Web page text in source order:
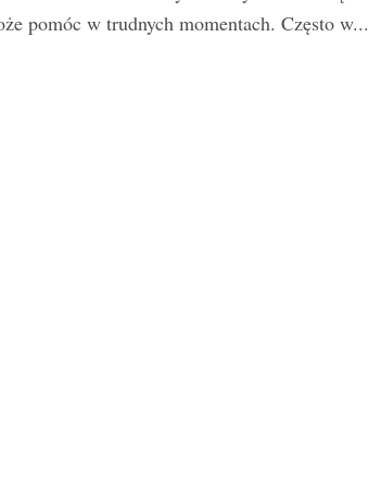
pomóc w trudnych momentach. Często w...